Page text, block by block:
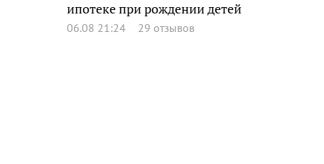
ипотеке при рождении детей
06.08 21:24 29 отзывов